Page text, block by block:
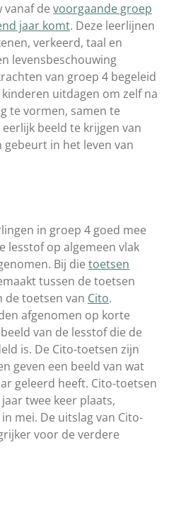
vanaf de voorgaande groep
jaar komt. Deze leerlijnen
verkeerd, taal en
levensbeschouwing
van groep 4 begeleid
uitdagen om zelf na
te vormen, samen te
beeld te krijgen van
in het leven van
in groep 4 goed mee
lesstof op algemeen vlak
Bij die toetsen
tussen de toetsen
de toetsen van Cito.
afgenomen op korte
van de lesstof die de
is. De Cito-toetsen zijn
geven een beeld van wat
geleerd heeft. Cito-toetsen
twee keer plaats,
mei. De uitslag van Cito-
voor de verdere